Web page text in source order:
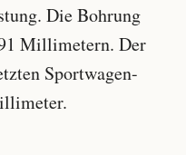
Die Bohrung
Millimetern. Der
Sportwagen-